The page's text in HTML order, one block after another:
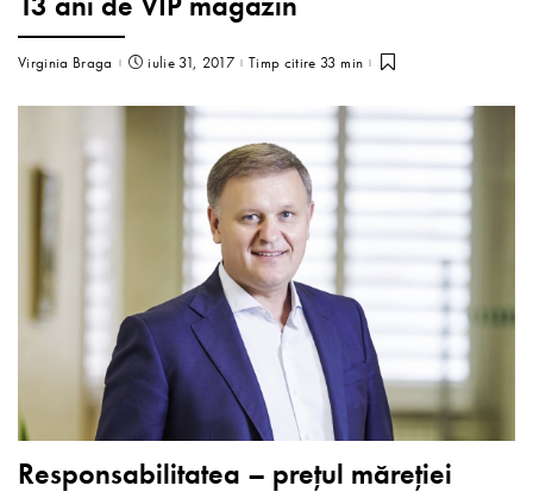
Virginia Braga iulie 31, 2017 Timp citire 33 min
Responsabilitatea – preţul măreţiei